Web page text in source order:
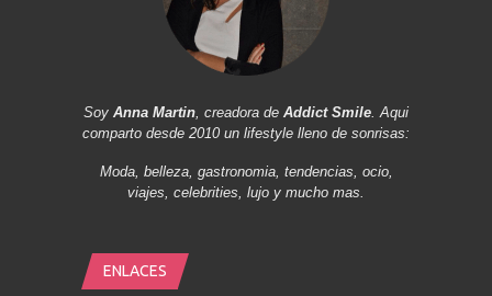
Soy Anna Martin, creadora de Addict Smile. Aqui
comparto desde 2010 un lifestyle lleno de sonrisas:
Moda, belleza, gastronomia, tendencias, ocio,
viajes, celebrities, lujo y mucho mas.
ENLACES